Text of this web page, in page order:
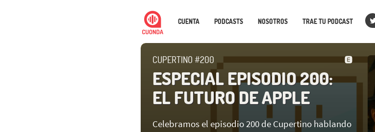
CUENTA PODCASTS NOSOTROS TRAE TU PODCAST
CUPERTINO #200
ESPECIAL EPISODIO 200:
EL FUTURO DE APPLE
Celebramos el episodio 200 de Cupertino hablando